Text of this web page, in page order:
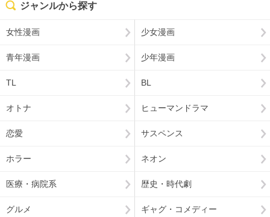
ジャンルから探す
女性漫画 少女漫画
青年漫画 少年漫画
TL BL
オトナ ヒューマンドラマ
恋愛 サスペンス
ホラー ネオン
医療・病院系 歴史・時代劇
グルメ ギャグ・コメディー